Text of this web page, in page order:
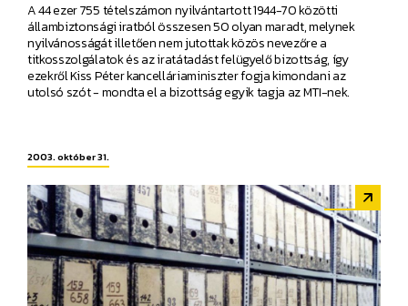
A 44 ezer 755 tételszámon nyilvántartott 1944-70 közötti
állambiztonsági iratból összesen 50 olyan maradt, melynek
nyilvánosságát illetően nem jutottak közös nevezőre a
titkosszolgálatok és az iratátadást felügyelő bizottság, így
ezekről Kiss Péter kancelláriaminiszter fogja kimondani az
utolsó szót - mondta el a bizottság egyik tagja az MTI-nek.
2003. október 31.